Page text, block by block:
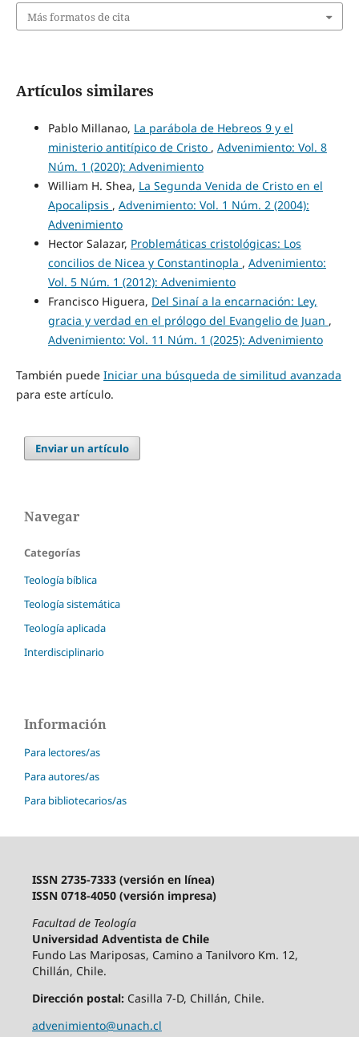
Más formatos de cita
Artículos similares
Pablo Millanao, La parábola de Hebreos 9 y el
ministerio antitípico de Cristo , Advenimiento: Vol. 8
Núm. 1 (2020): Advenimiento
William H. Shea, La Segunda Venida de Cristo en el
Apocalipsis , Advenimiento: Vol. 1 Núm. 2 (2004):
Advenimiento
Hector Salazar, Problemáticas cristológicas: Los
concilios de Nicea y Constantinopla , Advenimiento:
Vol. 5 Núm. 1 (2012): Advenimiento
Francisco Higuera, Del Sinaí a la encarnación: Ley,
gracia y verdad en el prólogo del Evangelio de Juan ,
Advenimiento: Vol. 11 Núm. 1 (2025): Advenimiento
También puede Iniciar una búsqueda de similitud avanzada
para este artículo.
Enviar un artículo
Navegar
Categorías
Teología bíblica
Teología sistemática
Teología aplicada
Interdisciplinario
Información
Para lectores/as
Para autores/as
Para bibliotecarios/as
ISSN 2735-7333 (versión en línea)
ISSN 0718-4050 (versión impresa)
Facultad de Teología
Universidad Adventista de Chile
Fundo Las Mariposas, Camino a Tanilvoro Km. 12,
Chillán, Chile.
Dirección postal:Casilla 7-D, Chillán, Chile.
advenimiento@unach.cl